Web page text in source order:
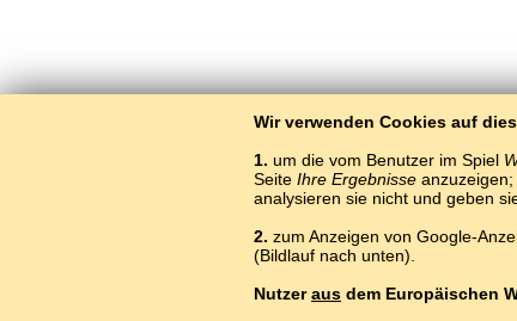
Wir verwenden Cookies auf
1. um die vom Benutzer im Spiel
Seite Ihre Ergebnisse
analysieren sie nicht und geben
2. zum Anzeigen von Google-
(Bildlauf nach unten).
Nutzeraus dem Europäischen